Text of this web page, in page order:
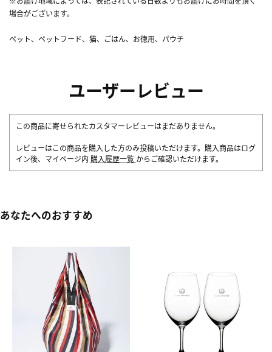
場合がございます。
ペット、ペットフード、猫、ごはん、お徳用、パウチ
ユーザーレビュー
この商品に寄せられたカスタマーレビューはまだありません。
レビューはこの商品を購入した方のみ投稿いただけます。購入商品はログ
イン後、マイページ内 購入履歴一覧 からご確認いただけます。
あなたへのおすすめ